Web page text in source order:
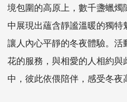
境包圍的高原上，數千盞蠟
中展現出蘊含靜謐溫暖的獨
讓人內心平靜的冬夜體驗。活
花的服務，與相愛的人相約
中，彼此依偎陪伴，感受冬夜